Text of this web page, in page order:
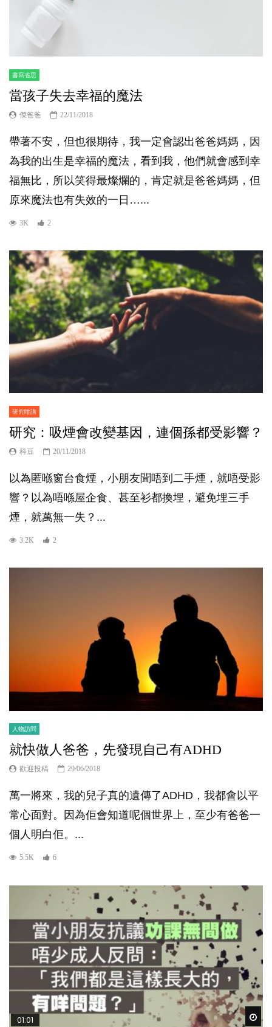
書寫省思
當孩子失去幸福的魔法
傑爸爸 22/11/2018
帶著不安，但也很期待，我一定會認出爸爸媽媽，因
為我的出生是幸福的魔法，看到我，他們就會感到幸
福無比，所以笑得最燦爛的，肯定就是爸爸媽媽，但
原來魔法也有失效的一日…...
3K 2
研究咁講
研究：吸煙會改變基因，連個孫都受影響？
科豆 20/11/2018
以為匿喺窗台食煙，小朋友聞唔到二手煙，就唔受影
響？以為唔喺屋企食、甚至衫都換埋，避免埋三手
煙，就萬無一失？...
3.2K 2
人物訪問
就快做人爸爸，先發現自己有ADHD
歡迎投稿 29/06/2018
萬一將來，我的兒子真的遺傳了ADHD，我都會以平
常心面對。因為佢會知道呢個世界上，至少有爸爸一
個人明白佢。...
5.5K 6
01:01